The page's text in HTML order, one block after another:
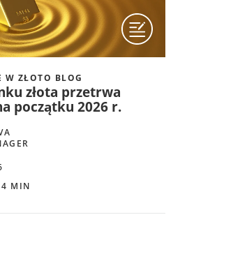
W ZŁOTO BLOG
złota przetrwa
początku 2026 r.
4 MIN